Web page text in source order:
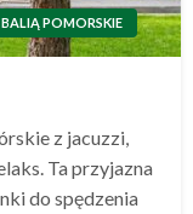
POMORSKIE
z jacuzzi,
Ta przyjazna
do spędzenia